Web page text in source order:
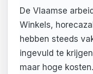
De Vlaamse
Winkels,
hebben steeds
ingevuld te
maar hoge